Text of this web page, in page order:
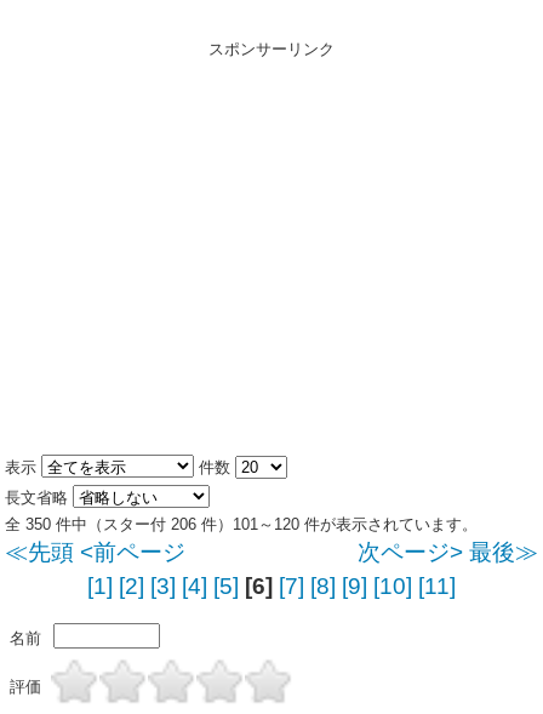
スポンサーリンク
表示
件数
長文省略
全 350 件中（スター付 206 件）101～120 件が表示されています。
≪先頭 <前ページ 次ページ> 最後≫
[1] [2] [3] [4] [5] [6] [7] [8] [9] [10] [11]
名前
評価